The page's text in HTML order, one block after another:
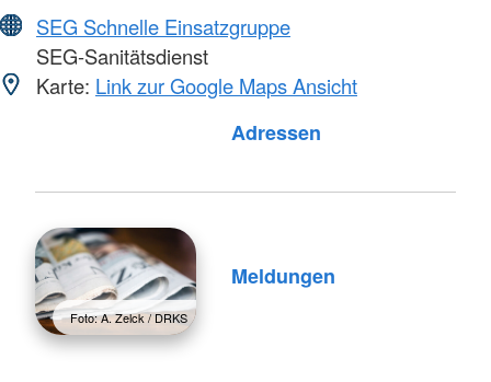
SEG Schnelle Einsatzgruppe
SEG-Sanitätsdienst
Karte: Link zur Google Maps Ansicht
Adressen
Foto: A. Zelck / DRKS
Meldungen